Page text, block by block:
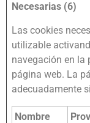
Necesarias (6)
Las cookies
utilizable
navegación en la
página web. La
adecuadamente
Nombre